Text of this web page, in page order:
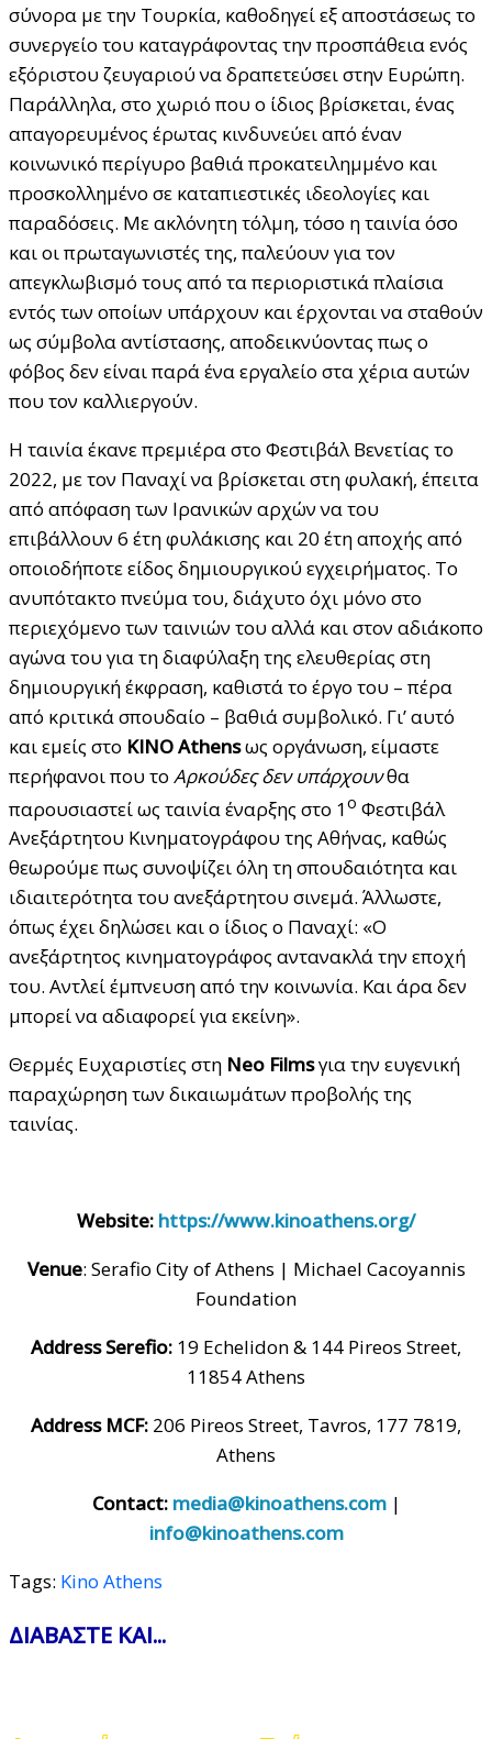
σύνορα με την Τουρκία, καθοδηγεί εξ αποστάσεως το
συνεργείο του καταγράφοντας την προσπάθεια ενός
εξόριστου ζευγαριού να δραπετεύσει στην Ευρώπη.
Παράλληλα, στο χωριό που ο ίδιος βρίσκεται, ένας
απαγορευμένος έρωτας κινδυνεύει από έναν
κοινωνικό περίγυρο βαθιά προκατειλημμένο και
προσκολλημένο σε καταπιεστικές ιδεολογίες και
παραδόσεις. Με ακλόνητη τόλμη, τόσο η ταινία όσο
και οι πρωταγωνιστές της, παλεύουν για τον
απεγκλωβισμό τους από τα περιοριστικά πλαίσια
εντός των οποίων υπάρχουν και έρχονται να σταθούν
ως σύμβολα αντίστασης, αποδεικνύοντας πως ο
φόβος δεν είναι παρά ένα εργαλείο στα χέρια αυτών
που τον καλλιεργούν.
Η ταινία έκανε πρεμιέρα στο Φεστιβάλ Βενετίας το
2022, με τον Παναχί να βρίσκεται στη φυλακή, έπειτα
από απόφαση των Ιρανικών αρχών να του
επιβάλλουν 6 έτη φυλάκισης και 20 έτη αποχής από
οποιοδήποτε είδος δημιουργικού εγχειρήματος. Το
ανυπότακτο πνεύμα του, διάχυτο όχι μόνο στο
περιεχόμενο των ταινιών του αλλά και στον αδιάκοπο
αγώνα του για τη διαφύλαξη της ελευθερίας στη
δημιουργική έκφραση, καθιστά το έργο του – πέρα
από κριτικά σπουδαίο – βαθιά συμβολικό. Γι’ αυτό
και εμείς στο KINO Athensως οργάνωση, είμαστε
περήφανοι που το Αρκούδες δεν υπάρχουνθα
παρουσιαστεί ως ταινία έναρξης στο 1ο Φεστιβάλ
Ανεξάρτητου Κινηματογράφου της Αθήνας, καθώς
θεωρούμε πως συνοψίζει όλη τη σπουδαιότητα και
ιδιαιτερότητα του ανεξάρτητου σινεμά. Άλλωστε,
όπως έχει δηλώσει και ο ίδιος ο Παναχί: «Ο
ανεξάρτητος κινηματογράφος αντανακλά την εποχή
του. Αντλεί έμπνευση από την κοινωνία. Και άρα δεν
μπορεί να αδιαφορεί για εκείνη».
Θερμές Ευχαριστίες στη Neo Filmsγια την ευγενική
παραχώρηση των δικαιωμάτων προβολής της
ταινίας.
Website: https://www.kinoathens.org/
Venue: Serafio City of Athens | Michael Cacoyannis
Foundation
Address Serefio: 19 Echelidon & 144 Pireos Street,
11854 Athens
Address MCF: 206 Pireos Street, Tavros, 177 7819,
Athens
Contact: media@kinoathens.com|
info@kinoathens.com
Tags: Kino Athens
ΔΙΑΒΑΣΤΕ ΚΑΙ...